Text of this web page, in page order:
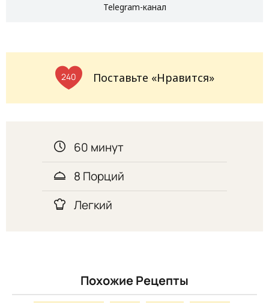
Telegram-канал
240 Поставьте «Нравится»
60 минут
8 Порций
Легкий
Похожие Рецепты